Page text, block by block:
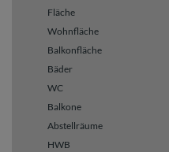
Fläche
Wohnfläche
Balkonfläche
Bäder
WC
Balkone
Abstellräume
HWB